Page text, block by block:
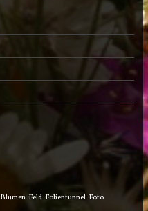
Blumen Feld Folientunnel Foto